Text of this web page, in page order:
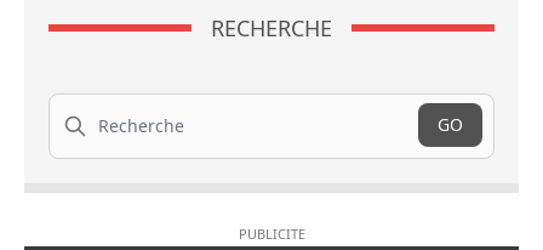
RECHERCHE
Recherche
GO